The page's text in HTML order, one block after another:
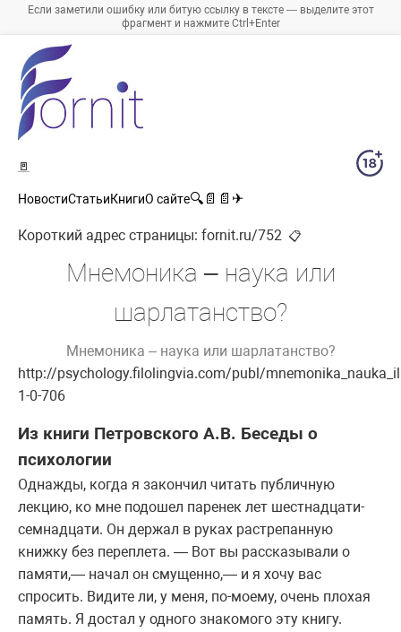
Если заметили ошибку или битую ссылку в тексте — выделите этот
фрагмент и нажмите Ctrl+Enter
🚪
НовостиСтатьиКнигиО сайте🔍 📄 📄 ✈
Короткий адрес страницы: fornit.ru/752 📋
Мнемоника – наука или
шарлатанство?
Мнемоника – наука или шарлатанство?
http://psychology.filolingvia.com/publ/
1-0-706
Из книги Петровского А.В. Беседы о
психологии
Однажды, когда я закончил читать публичную
лекцию, ко мне подошел паренек лет шестнадцати-
семнадцати. Он держал в руках растрепанную
книжку без переплета. — Вот вы рассказывали о
памяти,— начал он смущенно,— и я хочу вас
спросить. Видите ли, у меня, по-моему, очень плохая
память. Я достал у одного знакомого эту книгу.